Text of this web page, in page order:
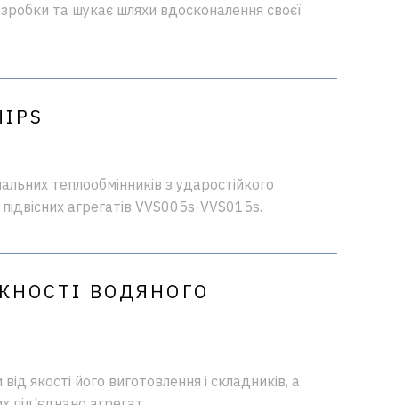
та шукає шляхи вдосконалення своєї
теплообмінників з ударостійкого
агрегатів VVS005s-VVS015s.
ВОДЯНОГО
якості його виготовлення і складників, а